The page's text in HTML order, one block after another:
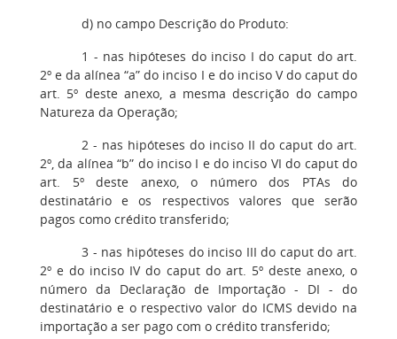
d) no campo Descrição do Produto:
1 - nas hipóteses do inciso I do caput do art.
2º e da alínea “a” do inciso I e do inciso V do caput do
art. 5º deste anexo, a mesma descrição do campo
Natureza da Operação;
2 - nas hipóteses do inciso II do caput do art.
2º, da alínea “b” do inciso I e do inciso VI do caput do
art. 5º deste anexo, o número dos PTAs do
destinatário e os respectivos valores que serão
pagos como crédito transferido;
3 - nas hipóteses do inciso III do caput do art.
2º e do inciso IV do caput do art. 5º deste anexo, o
número da Declaração de Importação - DI - do
destinatário e o respectivo valor do ICMS devido na
importação a ser pago com o crédito transferido;